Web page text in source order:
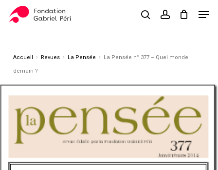
searchaccount
Panier Close
Accueil Revues La Pensée
La Pensée n° 377 – Quel monde
demain ?